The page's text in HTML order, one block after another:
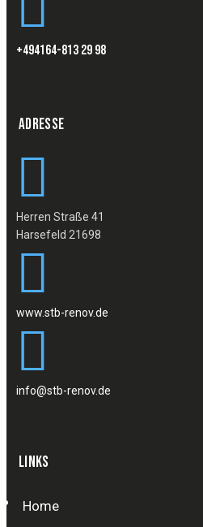
+494164-813 29 98
ADRESSE
Herren Straße 41
Harsefeld 21698
www.stb-renov.de
info@stb-renov.de
LINKS
Home